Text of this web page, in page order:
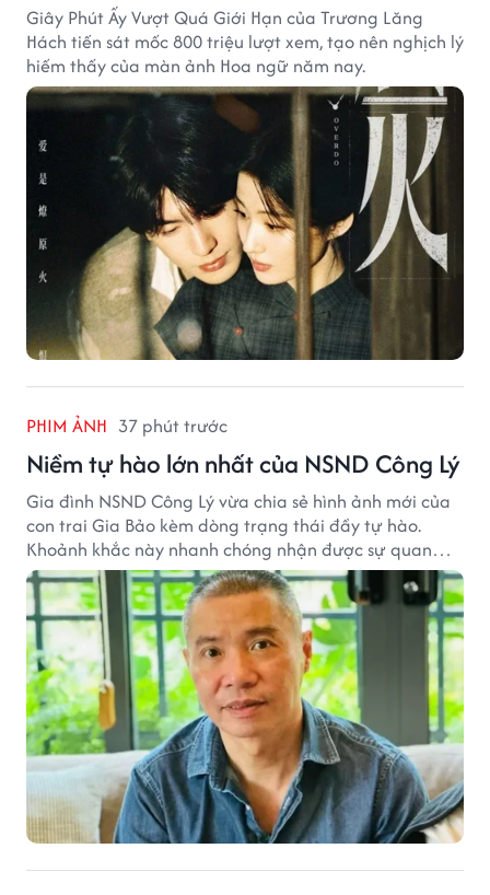
Giây Phút Ấy Vượt Quá Giới Hạn của Trương Lăng
Hách tiến sát mốc 800 triệu lượt xem, tạo nên nghịch lý
hiếm thấy của màn ảnh Hoa ngữ năm nay.
PHIM ẢNH 37 phút trước
Niềm tự hào lớn nhất của NSND Công Lý
Gia đình NSND Công Lý vừa chia sẻ hình ảnh mới của
con trai Gia Bảo kèm dòng trạng thái đầy tự hào.
Khoảnh khắc này nhanh chóng nhận được sự quan
tâm từ đông đảo khán giả.